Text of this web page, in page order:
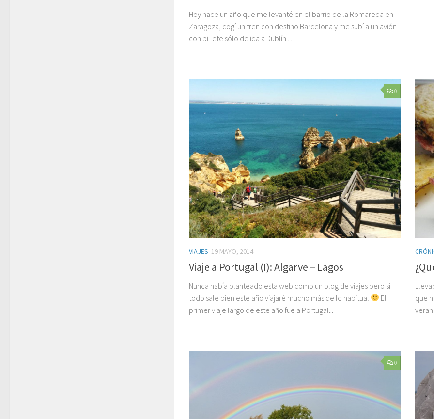
Hoy hace un año que me levanté en el barrio de la Romareda en
Zaragoza, cogí un tren con destino Barcelona y me subí a un avión
con billete sólo de ida a Dublín....
0
VIAJES 19 MAYO, 2014
Viaje a Portugal (I): Algarve – Lagos
Nunca había planteado esta web como un blog de viajes pero si
todo sale bien este año viajaré mucho más de lo habitual
El
primer viaje largo de este año fue a Portugal...
que
0